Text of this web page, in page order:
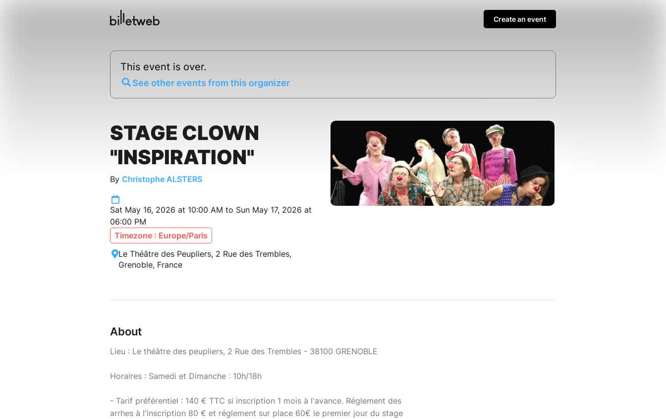
Create an event
This event is over.
See other events from this organizer
STAGE CLOWN
"INSPIRATION"
By Christophe ALSTERS
Sat May 16, 2026 at 10:00 AM to Sun May 17, 2026 at
06:00 PM
Timezone : Europe/Paris
Le Théâtre des Peupliers, 2 Rue des Trembles,
Grenoble, France
About
Lieu : Le théâtre des peupliers, 2 Rue des Trembles - 38100 GRENOBLE
Horaires : Samedi et Dimanche : 10h/18h
- Tarif préférentiel : 140 € TTC si inscription 1 mois à l'avance. Réglement des
arrhes à l'inscription 80 € et réglement sur place 60€ le premier jour du stage